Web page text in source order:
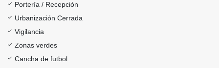
Portería / Recepción
Urbanización Cerrada
Vigilancia
Zonas verdes
Cancha de futbol